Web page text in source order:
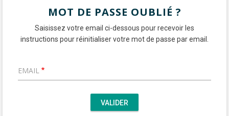
MOT DE PASSE OUBLIÉ ?
Saisissez votre email ci-dessous pour recevoir les
instructions pour réinitialiser votre mot de passe par email.
EMAIL